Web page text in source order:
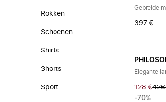
Rokken
Schoenen
Shirts
Shorts
Sport
Gebreide
397 €
Elegante
128 €
-70%